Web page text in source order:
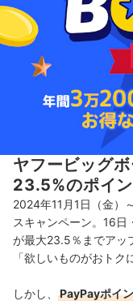
ヤフービッグ
23.5%のポイ
2024年11月1日（金）
スキャンペーン。16日
が最大23.5％までアッ
「欲しいものがおトク
しかし、
PayPayポイ